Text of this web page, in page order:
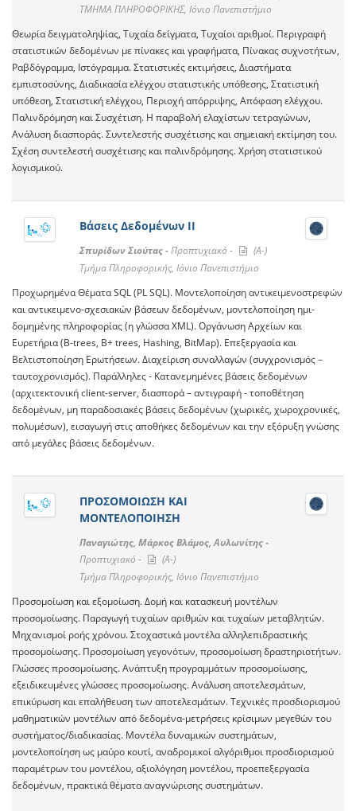
ΤΜΗΜΑ ΠΛΗΡΟΦΟΡΙΚΗΣ, Ιόνιο Πανεπιστήμιο
Θεωρία δειγματοληψίας, Τυχαία δείγματα, Τυχαίοι αριθμοί. Περιγραφή
στατιστικών δεδομένων με πίνακες και γραφήματα, Πίνακας συχνοτήτων,
Ραβδόγραμμα, Ιστόγραμμα. Στατιστικές εκτιμήσεις, Διαστήματα
εμπιστοσύνης, Διαδικασία ελέγχου στατιστικής υπόθεσης, Στατιστική
υπόθεση, Στατιστική ελέγχου, Περιοχή απόρριψης, Απόφαση ελέγχου.
Παλινδρόμηση και Συσχέτιση. Η παραβολή ελαχίστων τετραγώνων,
Ανάλυση διασποράς. Συντελεστής συσχέτισης και σημειακή εκτίμηση του.
Σχέση συντελεστή συσχέτισης και παλινδρόμησης. Χρήση στατιστικού
λογισμικού.
Βάσεις Δεδομένων ΙΙ
Σπυρίδων Σιούτας -Προπτυχιακό -
(A-)
Τμήμα Πληροφορικής, Ιόνιο Πανεπιστήμιο
Προχωρημένα Θέματα SQL (PL SQL). Μοντελοποίηση αντικειμενοστρεφών
και αντικειμενο-σχεσιακών βάσεων δεδομένων, μοντελοποίηση ημι-
δομημένης πληροφορίας (η γλώσσα XML). Οργάνωση Αρχείων και
Ευρετήρια (B-trees, B+ trees, Hashing, BitMap). Επεξεργασία και
Βελτιστοποίηση Ερωτήσεων. Διαχείριση συναλλαγών (συγχρονισμός –
ταυτοχρονισμός). Παράλληλες - Κατανεμημένες βάσεις δεδομένων
(αρχιτεκτονική client-server, διασπορά – αντιγραφή - τοποθέτηση
δεδομένων, μη παραδοσιακές βάσεις δεδομένων (χωρικές, χωροχρονικές,
πολυμέσων), εισαγωγή στις αποθήκες δεδομένων και την εξόρυξη γνώσης
από μεγάλες βάσεις δεδομένων.
ΠΡΟΣΟΜΟΙΩΣΗ ΚΑΙ
ΜΟΝΤΕΛΟΠΟΙΗΣΗ
Παναγιώτης, Μάρκος Βλάμος, Αυλωνίτης -
Προπτυχιακό -
(A-)
Τμήμα Πληροφορικής, Ιόνιο Πανεπιστήμιο
Προσομοίωση και εξομοίωση. Δομή και κατασκευή μοντέλων
προσομοίωσης. Παραγωγή τυχαίων αριθμών και τυχαίων μεταβλητών.
Μηχανισμοί ροής χρόνου. Στοχαστικά μοντέλα αλληλεπιδραστικής
προσομοίωσης. Προσομοίωση γεγονότων, προσομοίωση δραστηριοτήτων.
Γλώσσες προσομοίωσης. Ανάπτυξη προγραμμάτων προσομοίωσης,
εξειδικευμένες γλώσσες προσομοίωσης. Ανάλυση αποτελεσμάτων,
επικύρωση και επαλήθευση των αποτελεσμάτων. Τεχνικές προσδιορισμού
μαθηματικών μοντέλων από δεδομένα-μετρήσεις κρίσιμων μεγεθών του
συστήματος/διαδικασίας. Μοντέλα δυναμικών συστημάτων,
μοντελοποίηση ως μαύρο κουτί, αναδρομικοί αλγόριθμοι προσδιορισμού
παραμέτρων του μοντέλου, αξιολόγηση μοντέλου, προεπεξεργασία
δεδομένων, πρακτικά θέματα αναγνώρισης συστημάτων.